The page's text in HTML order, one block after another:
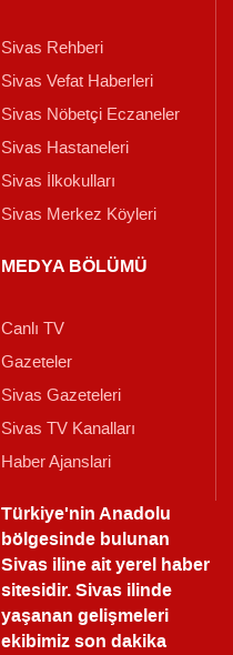
Sivas Rehberi
Sivas Vefat Haberleri
Sivas Nöbetçi Eczaneler
Sivas Hastaneleri
Sivas İlkokulları
Sivas Merkez Köyleri
MEDYA BÖLÜMÜ
Canlı TV
Gazeteler
Sivas Gazeteleri
Sivas TV Kanalları
Haber Ajanslari
Türkiye'nin Anadolu
bölgesinde bulunan
Sivas iline ait yerel haber
sitesidir. Sivas ilinde
yaşanan gelişmeleri
ekibimiz son dakika